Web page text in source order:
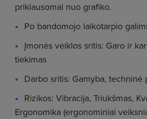
priklausomai nuo grafiko.
Po bandomojo laikotarpio
Įmonės veiklos sritis: Garo ir
tiekimas
Darbo sritis: Gamyba, techninė
Rizikos: Vibracija, Triukšmas,
Ergonomika (ergonominiai